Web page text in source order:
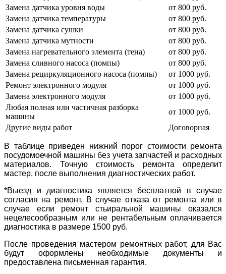
Замена датчика уровня воды
от 800 руб.
Замена датчика температуры
от 800 руб.
Замена датчика сушки
от 800 руб.
Замена датчика мутности
от 800 руб.
Замена нагревательного элемента (тена)
от 800 руб.
Замена сливного насоса (помпы)
от 800 руб.
Замена рециркуляционного насоса (помпы)
от 1000 руб.
Ремонт электронного модуля
от 1000 руб.
Замена электронного модуля
от 1000 руб.
Любая полная или частичная разборка
машины
от 1000 руб.
Другие виды работ
Договорная
В таблице приведен нижний порог стоимости ремонта
посудомоечной машины без учета запчастей и расходных
материалов. Точную стоимость ремонта определит
мастер, после выполнения диагностических работ.
*Выезд и диагностика является бесплатной в случае
согласия на ремонт. В случае отказа от ремонта или в
случае если ремонт стьиральной машины оказался
нецелесообразным или не рентабельным оплачивается
диагностика в размере 1500 руб.
После проведения мастером ремонтных работ, для Вас
будут оформлены необходимые документы и
предоставлена письменная гарантия.